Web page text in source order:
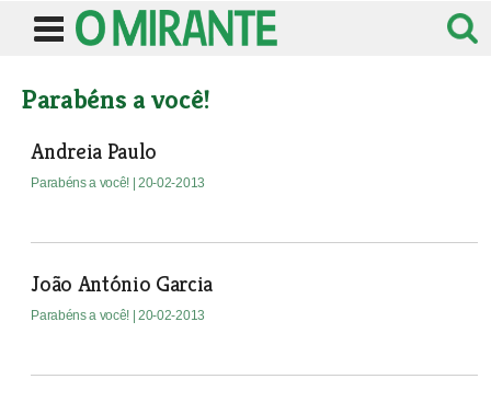
Parabéns a você!
Andreia Paulo
Parabéns a você! | 20-02-2013
João António Garcia
Parabéns a você! | 20-02-2013